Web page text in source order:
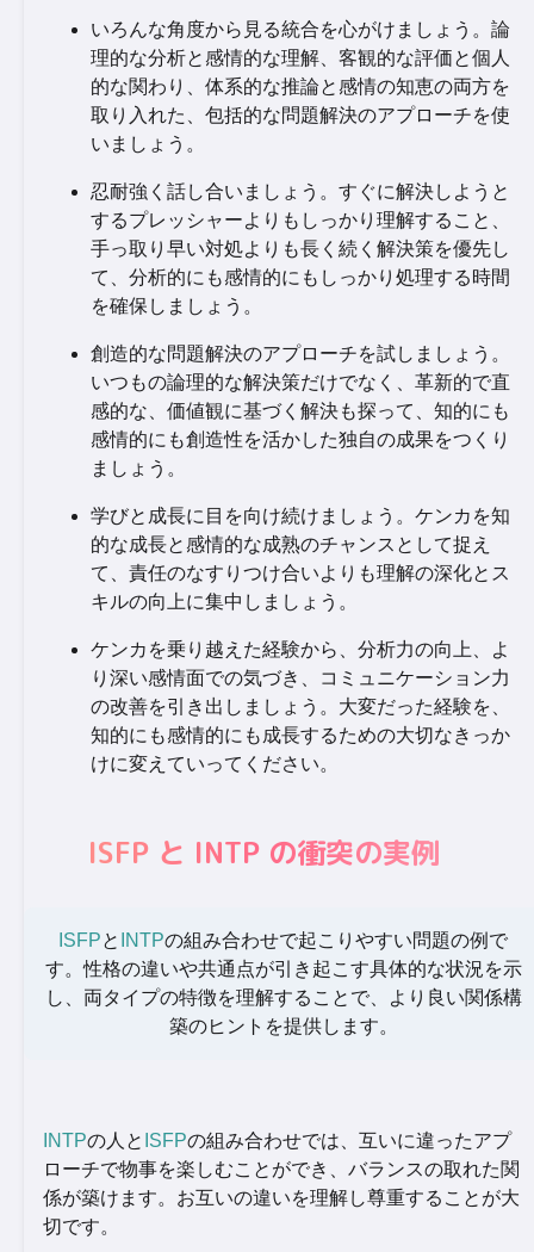
いろんな角度から見る統合を心がけましょう。論
理的な分析と感情的な理解、客観的な評価と個人
的な関わり、体系的な推論と感情の知恵の両方を
取り入れた、包括的な問題解決のアプローチを使
いましょう。
忍耐強く話し合いましょう。すぐに解決しようと
するプレッシャーよりもしっかり理解すること、
手っ取り早い対処よりも長く続く解決策を優先し
て、分析的にも感情的にもしっかり処理する時間
を確保しましょう。
創造的な問題解決のアプローチを試しましょう。
いつもの論理的な解決策だけでなく、革新的で直
感的な、価値観に基づく解決も探って、知的にも
感情的にも創造性を活かした独自の成果をつくり
ましょう。
学びと成長に目を向け続けましょう。ケンカを知
的な成長と感情的な成熟のチャンスとして捉え
て、責任のなすりつけ合いよりも理解の深化とス
キルの向上に集中しましょう。
ケンカを乗り越えた経験から、分析力の向上、よ
り深い感情面での気づき、コミュニケーション力
の改善を引き出しましょう。大変だった経験を、
知的にも感情的にも成長するための大切なきっか
けに変えていってください。
ISFP と INTP の衝突の実例
ISFPと INTPの組み合わせで起こりやすい問題の例で
す。性格の違いや共通点が引き起こす具体的な状況を示
し、両タイプの特徴を理解することで、より良い関係構
築のヒントを提供します。
INTPの人と ISFPの組み合わせでは、互いに違ったアプ
ローチで物事を楽しむことができ、バランスの取れた関
係が築けます。お互いの違いを理解し尊重することが大
切です。